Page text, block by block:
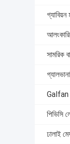
গ্যাবিয়ন
সামরিক
পিভিসি
ঢালাই